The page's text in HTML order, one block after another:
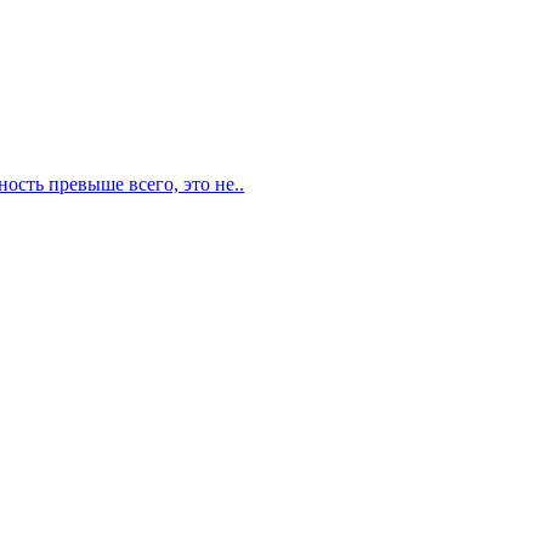
превыше всего, это не..